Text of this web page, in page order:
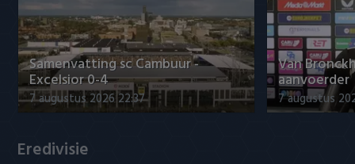
Vitesse
VVV Venlo
Willem II
Samenvatting sc Cambuur -
Excelsior 0-4
7 augustus 2026 22:37
Van
aanvoerder
7 augustus
Eredivisie